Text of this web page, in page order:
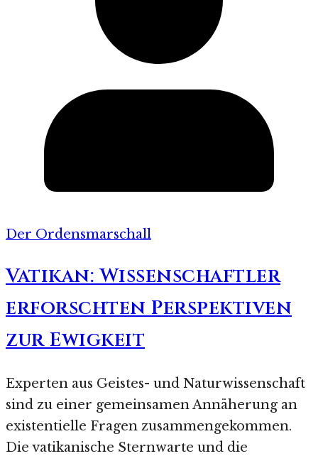
Der Ordensmarschall
Vatikan: Wissenschaftler
erforschten Perspektiven
zur Ewigkeit
Experten aus Geistes- und Naturwissenschaft
sind zu einer gemeinsamen Annäherung an
existentielle Fragen zusammengekommen.
Die vatikanische Sternwarte und die